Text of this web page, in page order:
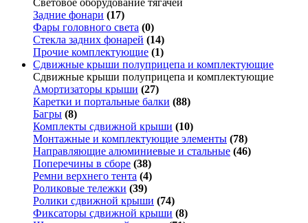
Световое оборудование тягачей
Задние фонари (17)
Фары головного света (0)
Стекла задних фонарей (14)
Прочие комплектующие (1)
Сдвижные крыши полуприцепа и комплектующие
Сдвижные крыши полуприцепа и комплектующие
Амортизаторы крыши (27)
Каретки и портальные балки (88)
Багры (8)
Комплекты сдвижной крыши (10)
Монтажные и комплектующие элементы (78)
Направляющие алюминиевые и стальные (46)
Поперечины в сборе (38)
Ремни верхнего тента (4)
Роликовые тележки (39)
Ролики сдвижной крыши (74)
Фиксаторы сдвижной крыши (8)